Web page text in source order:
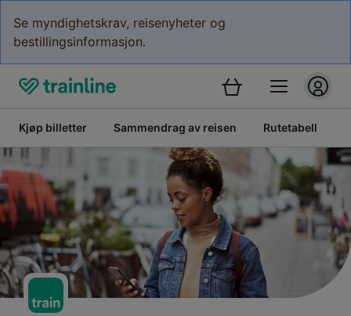
Se myndighetskrav, reisenyheter og
bestillingsinformasjon.
Kjøp billetter Sammendrag av reisen Rutetabell